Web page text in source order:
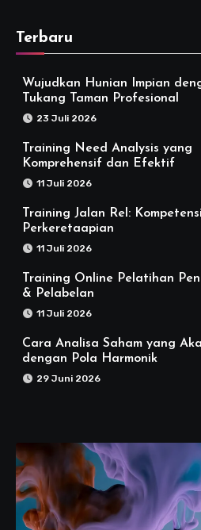
Terbaru
Wujudkan Hunian Impian
Tukang Taman Profesional
23 Juli 2026
Training Need Analysis yang
Komprehensif dan Efektif
11 Juli 2026
Training Jalan Rel:
Perkeretaapian
11 Juli 2026
Training Online Pelatihan
& Pelabelan
11 Juli 2026
Cara Analisa Saham yang
dengan Pola Harmonik
29 Juni 2026